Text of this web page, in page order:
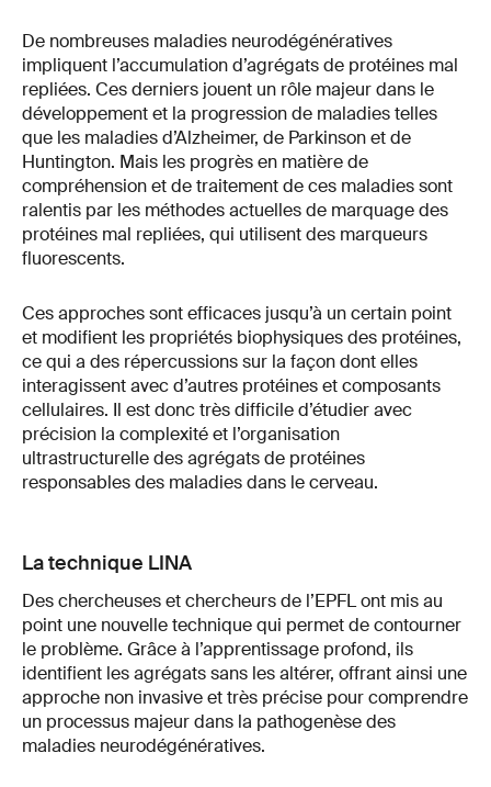
De nombreuses maladies neurodégénératives
impliquent l’accumulation d’agrégats de protéines mal
repliées. Ces derniers jouent un rôle majeur dans le
développement et la progression de maladies telles
que les maladies d’Alzheimer, de Parkinson et de
Huntington. Mais les progrès en matière de
compréhension et de traitement de ces maladies sont
ralentis par les méthodes actuelles de marquage des
protéines mal repliées, qui utilisent des marqueurs
fluorescents.
Ces approches sont efficaces jusqu’à un certain point
et modifient les propriétés biophysiques des protéines,
ce qui a des répercussions sur la façon dont elles
interagissent avec d’autres protéines et composants
cellulaires. Il est donc très difficile d’étudier avec
précision la complexité et l’organisation
ultrastructurelle des agrégats de protéines
responsables des maladies dans le cerveau.
La technique LINA
Des chercheuses et chercheurs de l’EPFL ont mis au
point une nouvelle technique qui permet de contourner
le problème. Grâce à l’apprentissage profond, ils
identifient les agrégats sans les altérer, offrant ainsi une
approche non invasive et très précise pour comprendre
un processus majeur dans la pathogenèse des
maladies neurodégénératives.